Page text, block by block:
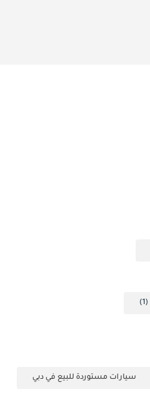
(1)
سيارات مستوردة للبيع في دبي